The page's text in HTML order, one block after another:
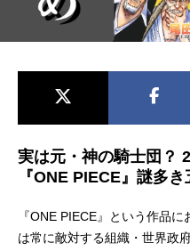
春アニメ
男性声優/女性声優一覧
実は元・神の騎士団？
『ONE PIECE』謎多
『ONE PIECE』という作品
は常に敵対する組織・世界政